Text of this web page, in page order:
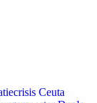
Ceuta